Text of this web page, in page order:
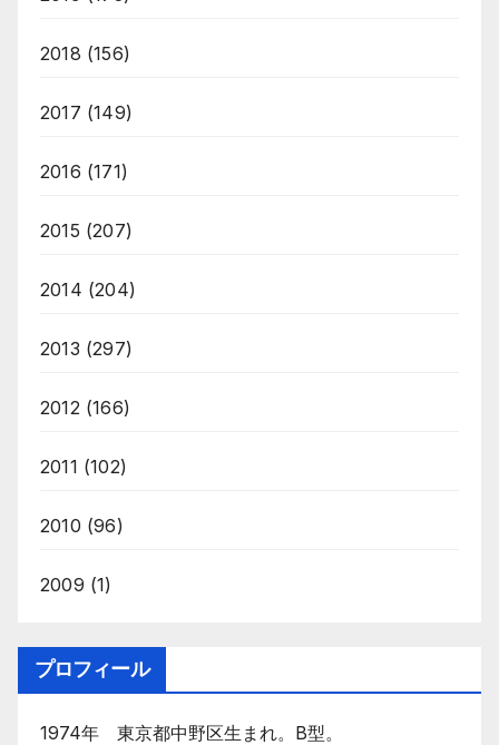
2018 (156)
2017 (149)
2016 (171)
2015 (207)
2014 (204)
2013 (297)
2012 (166)
2011 (102)
2010 (96)
2009 (1)
プロフィール
1974年 東京都中野区生まれ。B型。